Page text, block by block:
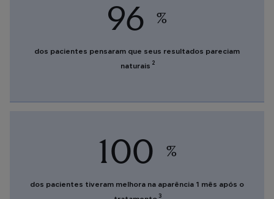
96 %
dos pacientes pensaram que seus resultados pareciam
naturais 2
100 %
dos pacientes tiveram melhora na aparência 1 mês após o
3